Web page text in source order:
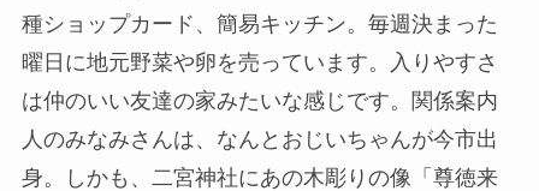
種ショップカード、簡易キッチン。毎週決まった
曜日に地元野菜や卵を売っています。入りやすさ
は仲のいい友達の家みたいな感じです。関係案内
人のみなみさんは、なんとおじいちゃんが今市出
身。しかも、二宮神社にあの木彫りの像「尊徳来